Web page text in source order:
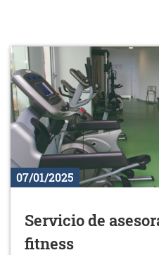
07/01/2025
Servicio de
fitness